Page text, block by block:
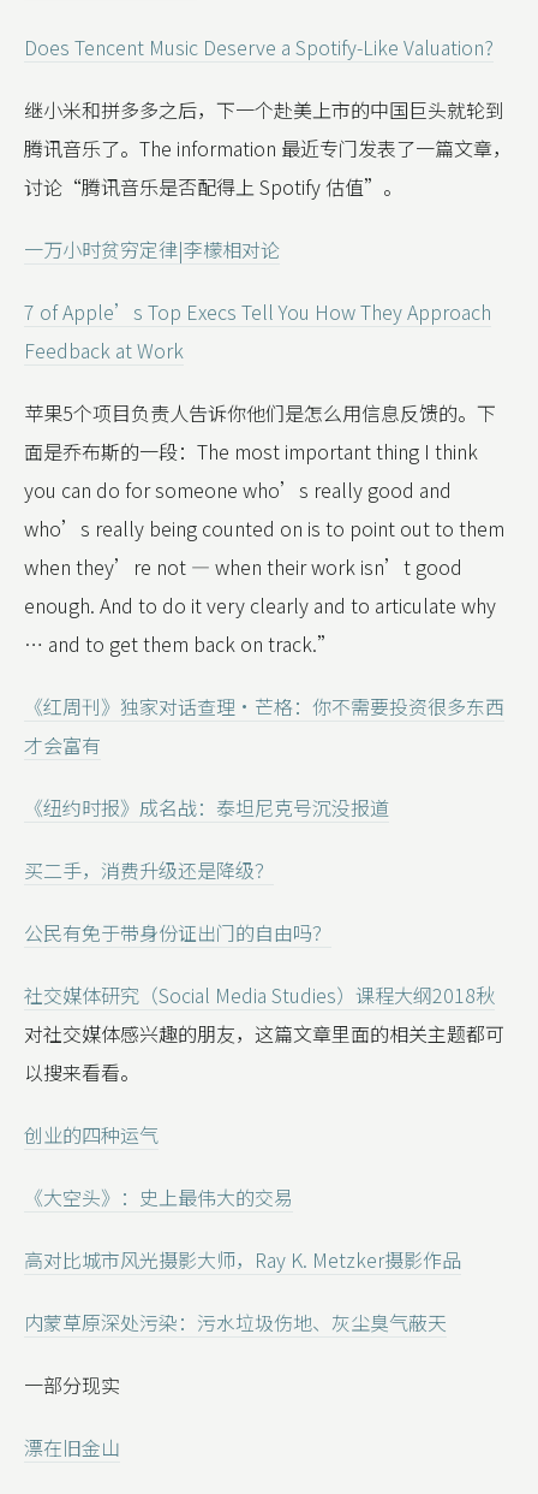
Does Tencent Music Deserve a Spotify-Like Valuation?
继小米和拼多多之后，下一个赴美上市的中国巨头就轮到
腾讯音乐了。The information 最近专门发表了一篇文章，
讨论“腾讯音乐是否配得上 Spotify 估值”。
一万小时贫穷定律|李檬相对论
7 of Apple’s Top Execs Tell You How They Approach
Feedback at Work
苹果5个项目负责人告诉你他们是怎么用信息反馈的。下
面是乔布斯的一段：The most important thing I think
you can do for someone who’s really good and
who’s really being counted on is to point out to them
when they’re not — when their work isn’t good
enough. And to do it very clearly and to articulate why
… and to get them back on track.”
《红周刊》独家对话查理·芒格：你不需要投资很多东西
才会富有
《纽约时报》成名战：泰坦尼克号沉没报道
买二手，消费升级还是降级？
公民有免于带身份证出门的自由吗？
社交媒体研究（Social Media Studies）课程大纲2018秋
对社交媒体感兴趣的朋友，这篇文章里面的相关主题都可
以搜来看看。
创业的四种运气
《大空头》：史上最伟大的交易
高对比城市风光摄影大师，Ray K. Metzker摄影作品
内蒙草原深处污染：污水垃圾伤地、灰尘臭气蔽天
一部分现实
漂在旧金山